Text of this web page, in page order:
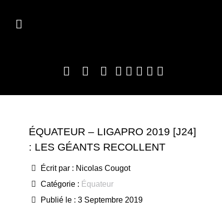
ÉQUATEUR – LIGAPRO 2019 [J24]
: LES GÉANTS RECOLLENT
Écrit par : Nicolas Cougot
Catégorie : Équateur
Publié le : 3 Septembre 2019